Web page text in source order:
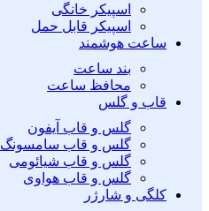
اسپیکر خانگی
اسپیکر قابل حمل
ساعت هوشمند
بند ساعت
محافظ ساعت
قاب و گلس
گلس و قاب آیفون
گلس و قاب سامسونگ
گلس و قاب شیائومی
گلس و قاب هواوی
کلگی و شارژر